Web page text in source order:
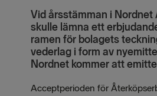
Vid årsstämman i
skulle lämna ett
ramen för bolagets
vederlag i form av
Nordnet kommer att
Acceptperioden för